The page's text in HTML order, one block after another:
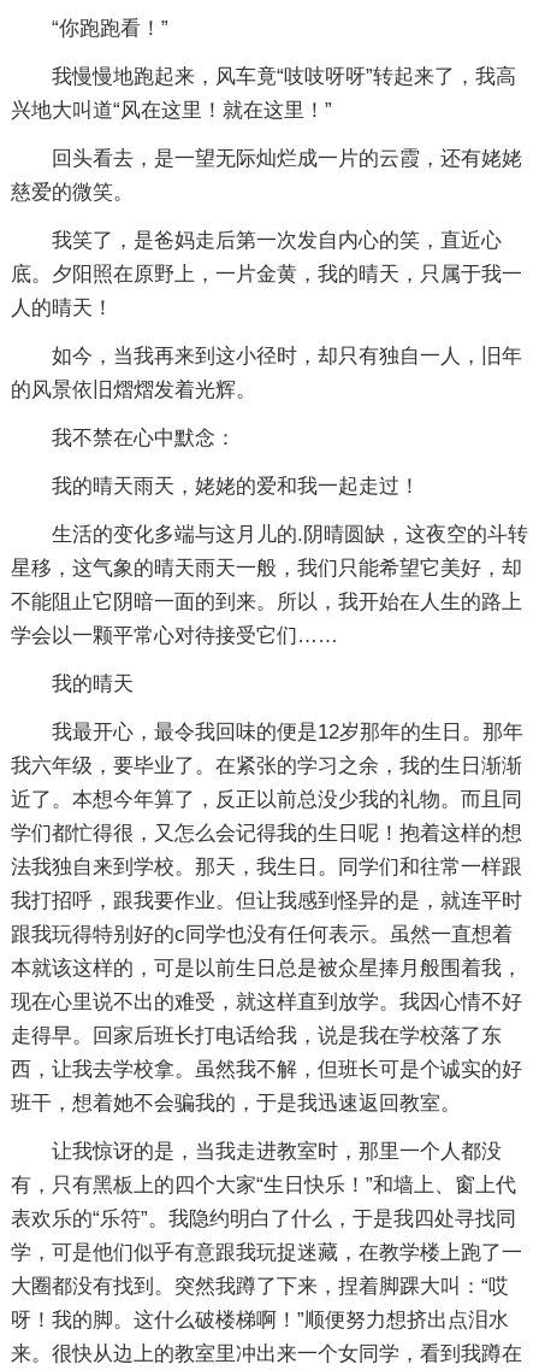
“你跑跑看！”
我慢慢地跑起来，风车竟“吱吱呀呀”转起来了，我高
兴地大叫道“风在这里！就在这里！”
回头看去，是一望无际灿烂成一片的云霞，还有姥姥
慈爱的微笑。
我笑了，是爸妈走后第一次发自内心的笑，直近心
底。夕阳照在原野上，一片金黄，我的晴天，只属于我一
人的晴天！
如今，当我再来到这小径时，却只有独自一人，旧年
的风景依旧熠熠发着光辉。
我不禁在心中默念：
我的晴天雨天，姥姥的爱和我一起走过！
生活的变化多端与这月儿的.阴晴圆缺，这夜空的斗转
星移，这气象的晴天雨天一般，我们只能希望它美好，却
不能阻止它阴暗一面的到来。所以，我开始在人生的路上
学会以一颗平常心对待接受它们……
我的晴天
我最开心，最令我回味的便是12岁那年的生日。那年
我六年级，要毕业了。在紧张的学习之余，我的生日渐渐
近了。本想今年算了，反正以前总没少我的礼物。而且同
学们都忙得很，又怎么会记得我的生日呢！抱着这样的想
法我独自来到学校。那天，我生日。同学们和往常一样跟
我打招呼，跟我要作业。但让我感到怪异的是，就连平时
跟我玩得特别好的c同学也没有任何表示。虽然一直想着
本就该这样的，可是以前生日总是被众星捧月般围着我，
现在心里说不出的难受，就这样直到放学。我因心情不好
走得早。回家后班长打电话给我，说是我在学校落了东
西，让我去学校拿。虽然我不解，但班长可是个诚实的好
班干，想着她不会骗我的，于是我迅速返回教室。
让我惊讶的是，当我走进教室时，那里一个人都没
有，只有黑板上的四个大家“生日快乐！”和墙上、窗上代
表欢乐的“乐符”。我隐约明白了什么，于是我四处寻找同
学，可是他们似乎有意跟我玩捉迷藏，在教学楼上跑了一
大圈都没有找到。突然我蹲了下来，捏着脚踝大叫：“哎
呀！我的脚。这什么破楼梯啊！”顺便努力想挤出点泪水
来。很快从边上的教室里冲出来一个女同学，看到我蹲在